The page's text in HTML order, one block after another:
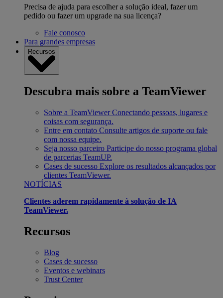
Precisa de ajuda para escolher a solução ideal, fazer um
pedido ou fazer um upgrade na sua licença?
Fale conosco
Para grandes empresas
Recursos
Descubra mais sobre a TeamViewer
Sobre a TeamViewer Conectando pessoas, lugares e
coisas com segurança.
Entre em contato Consulte artigos de suporte ou fale
com nossa equipe.
Seja nosso parceiro Participe do nosso programa global
de parcerias TeamUP.
Cases de sucesso Explore os resultados alcançados por
clientes TeamViewer.
NOTÍCIAS
Clientes aderem rapidamente à solução de IA
TeamViewer.
Recursos
Blog
Cases de sucesso
Eventos e webinars
Trust Center